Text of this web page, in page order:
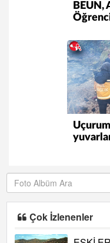
BEUN,
Çok İzlenenler